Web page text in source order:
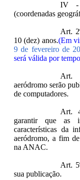
IV -
(coordenadas
Art.
10 (dez) anos.(Em
9 de fevereiro de
será válida por
Art.
aeródromo serão
de computadores.
Art.
garantir que as
características da
aeródromo, a fim
na ANAC.
Art.
sua publicação.